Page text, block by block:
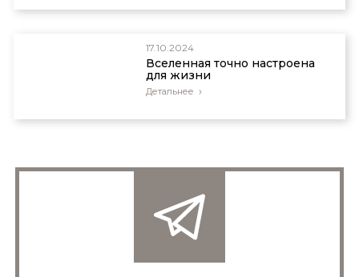
17.10.2024
Вселенная точно настроена
для жизни
Детальнее